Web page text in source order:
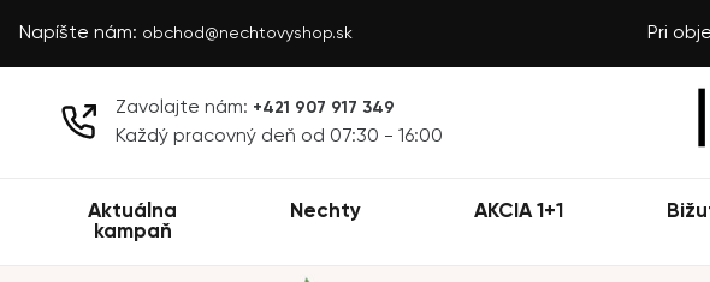
Napíšte nám: obchod@nechtovyshop.sk Pri
Zavolajte nám: +421 907 917 349
Každý pracovný deň od 07:30 - 16:00
Aktuálna
kampaň
Nechty AKCIA 1+1